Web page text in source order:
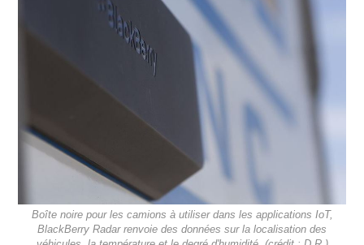
Boîte noire pour les camions à utiliser dans les applications IoT,
BlackBerry Radar renvoie des données sur la localisation des